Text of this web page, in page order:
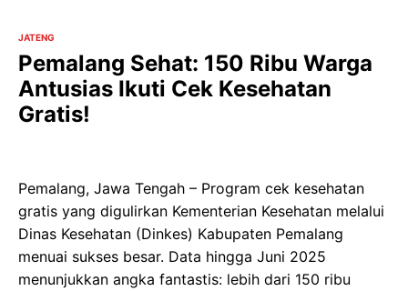
JATENG
Pemalang Sehat: 150 Ribu Warga
Antusias Ikuti Cek Kesehatan
Gratis!
Pemalang, Jawa Tengah – Program cek kesehatan
gratis yang digulirkan Kementerian Kesehatan melalui
Dinas Kesehatan (Dinkes) Kabupaten Pemalang
menuai sukses besar. Data hingga Juni 2025
menunjukkan angka fantastis: lebih dari 150 ribu